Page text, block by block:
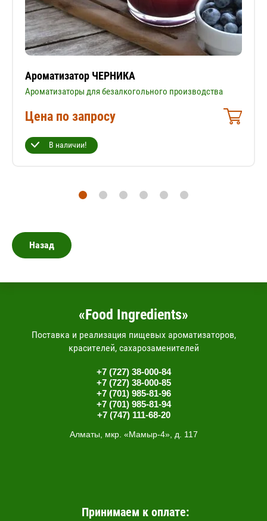
Ароматизатор ЧЕРНИКА
Ароматизаторы для безалкогольного производства
Цена по запросу
В наличии!
Назад
«Food Ingredients»
Поставка и реализация пищевых ароматизаторов,
красителей, сахарозаменителей
+7 (727) 38-000-84
+7 (727) 38-000-85
+7 (701) 985-81-96
+7 (701) 985-81-94
+7 (747) 111-68-20
Алматы, мкр. «Мамыр-4», д. 117
Принимаем к оплате: